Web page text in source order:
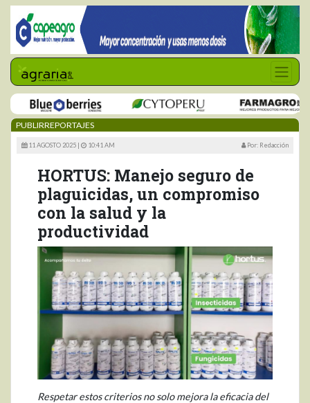
PUBLIRREPORTAJES
11 AGOSTO 2025 | 10:41 AM Por: Redacción
HORTUS: Manejo seguro de
plaguicidas, un compromiso
con la salud y la
productividad
Respetar estos criterios no solo mejora la eficacia del